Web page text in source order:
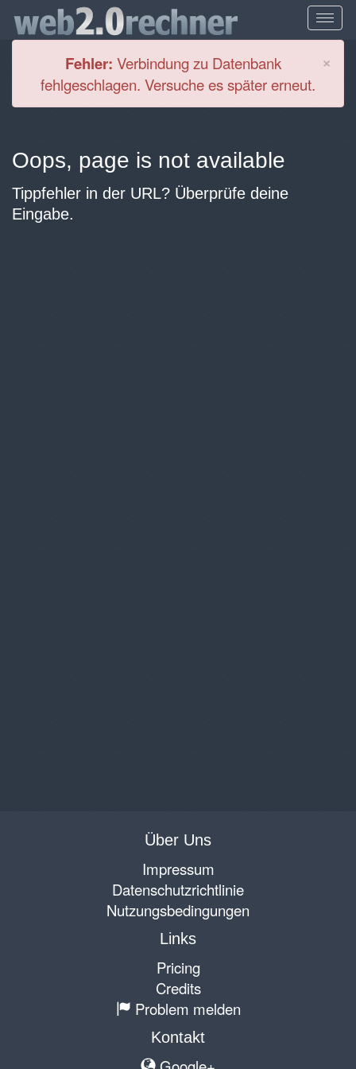
×
Fehler: Verbindung zu Datenbank
fehlgeschlagen. Versuche es später erneut.
Oops, page is not available
Tippfehler in der URL? Überprüfe deine
Eingabe.
Über Uns
Impressum
Datenschutzrichtlinie
Nutzungsbedingungen
Links
Pricing
Credits
Problem melden
Kontakt